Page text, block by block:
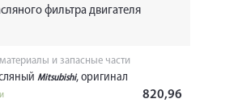
фильтра двигателя
и запасные части
Mitsubishi, оригинал
820,96